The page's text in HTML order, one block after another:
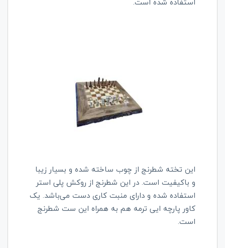
این تخته شطرنج از چوب ساخته شده و بسیار زیبا
و باکیفیت است. در این شطرنج از روکش پلی استر
استفاده شده و دارای منبت کاری دست می‌باشد. یک
کاور پارچه ایی ترمه هم به همراه این ست شطرنج
است.